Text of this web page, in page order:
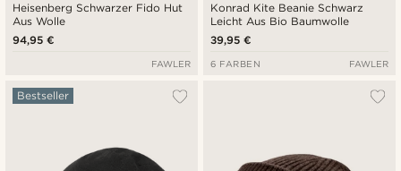
Heisenberg Schwarzer Fido Hut
Aus Wolle
94,95 €
FAWLER
Konrad Kite Beanie Schwarz
Leicht Aus Bio Baumwolle
39,95 €
6 FARBEN FAWLER
Bestseller